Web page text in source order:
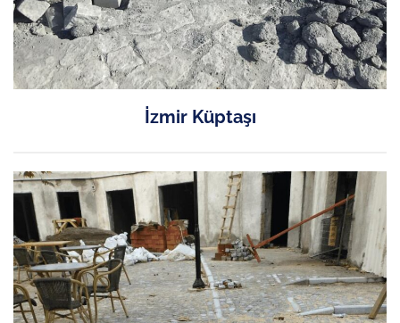
İzmir Küptaşı